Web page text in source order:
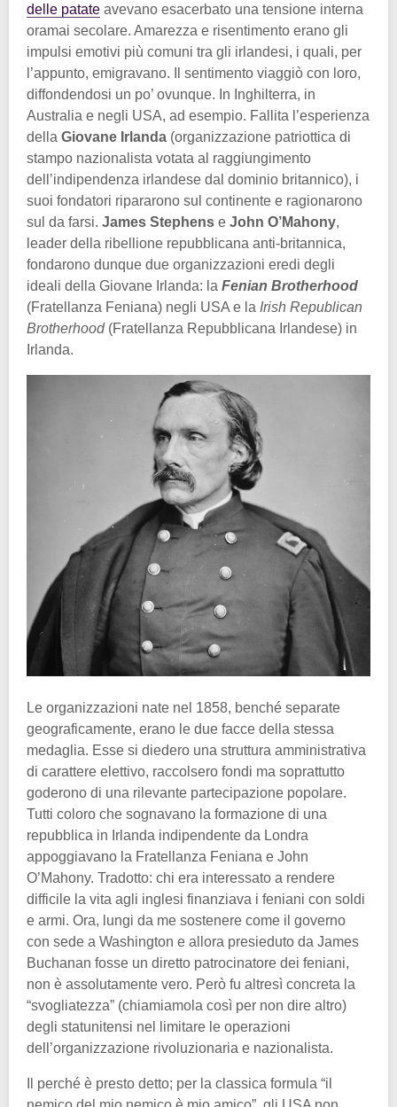
delle patate avevano esacerbato una tensione interna
oramai secolare. Amarezza e risentimento erano gli
impulsi emotivi più comuni tra gli irlandesi, i quali, per
l’appunto, emigravano. Il sentimento viaggiò con loro,
diffondendosi un po’ ovunque. In Inghilterra, in
Australia e negli USA, ad esempio. Fallita l’esperienza
della Giovane Irlanda (organizzazione patriottica di
stampo nazionalista votata al raggiungimento
dell’indipendenza irlandese dal dominio britannico), i
suoi fondatori ripararono sul continente e ragionarono
sul da farsi. James Stephens e John O’Mahony,
leader della ribellione repubblicana anti-britannica,
fondarono dunque due organizzazioni eredi degli
ideali della Giovane Irlanda: la Fenian Brotherhood
(Fratellanza Feniana) negli USA e la Irish Republican
Brotherhood(Fratellanza Repubblicana Irlandese) in
Irlanda.
Le organizzazioni nate nel 1858, benché separate
geograficamente, erano le due facce della stessa
medaglia. Esse si diedero una struttura amministrativa
di carattere elettivo, raccolsero fondi ma soprattutto
goderono di una rilevante partecipazione popolare.
Tutti coloro che sognavano la formazione di una
repubblica in Irlanda indipendente da Londra
appoggiavano la Fratellanza Feniana e John
O’Mahony. Tradotto: chi era interessato a rendere
difficile la vita agli inglesi finanziava i feniani con soldi
e armi. Ora, lungi da me sostenere come il governo
con sede a Washington e allora presieduto da James
Buchanan fosse un diretto patrocinatore dei feniani,
non è assolutamente vero. Però fu altresì concreta la
“svogliatezza” (chiamiamola così per non dire altro)
degli statunitensi nel limitare le operazioni
dell’organizzazione rivoluzionaria e nazionalista.
Il perché è presto detto; per la classica formula “il